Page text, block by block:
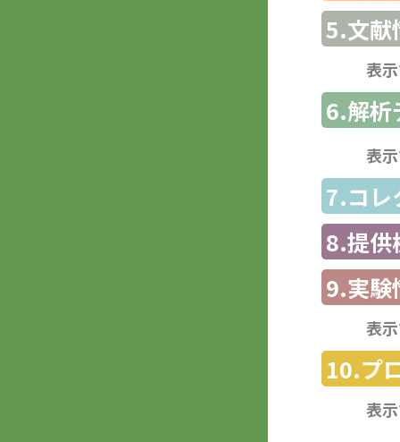
5.文献
表
6.解析
表
7.コレ
8.提供
9.実験
表
10.プ
表